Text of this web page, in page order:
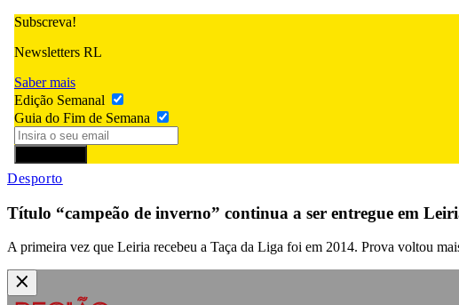
Subscreva!
Newsletters RL
Saber mais
Edição Semanal
Guia do Fim de Semana
Desporto
Título “campeão de inverno” continua a ser entregue em
A primeira vez que Leiria recebeu a Taça da Liga foi em 2014. Prova voltou